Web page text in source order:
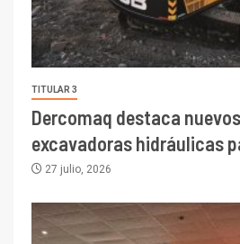
TITULAR 3
Dercomaq destaca
excavadoras hidráulicas
27 julio, 2026